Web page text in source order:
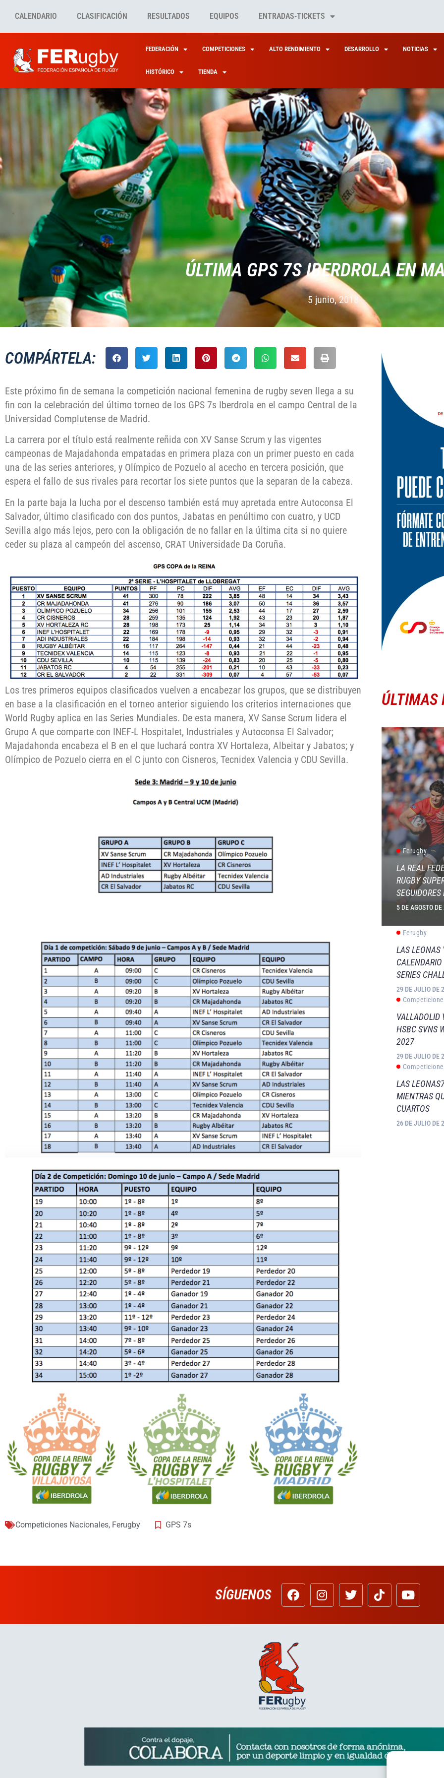
CALENDARIO CLASIFICACIÓN RESULTADOS EQUIPOS ENTRADAS-TICKETS
FEDERACIÓN COMPETICIONES ALTO RENDIMIENTO DESARROLLO NOTICIAS
HISTÓRICO TIENDA
ÚLTIMA GPS 7S IBERDROLA EN
5 junio, 2018
COMPÁRTELA:
Este próximo fin de semana la competición nacional femenina de rugby seven llega a su
fin con la celebración del último torneo de los GPS 7s Iberdrola en el campo Central de la
Universidad Complutense de Madrid.
La carrera por el título está realmente reñida con XV Sanse Scrum y las vigentes
campeonas de Majadahonda empatadas en primera plaza con un primer puesto en cada
una de las series anteriores, y Olímpico de Pozuelo al acecho en tercera posición, que
espera el fallo de sus rivales para recortar los siete puntos que la separan de la cabeza.
En la parte baja la lucha por el descenso también está muy apretada entre Autoconsa El
Salvador, último clasificado con dos puntos, Jabatas en penúltimo con cuatro, y UCD
Sevilla algo más lejos, pero con la obligación de no fallar en la última cita si no quiere
ceder su plaza al campeón del ascenso, CRAT Universidade Da Coruña.
Los tres primeros equipos clasificados vuelven a encabezar los grupos, que se distribuyen
en base a la clasificación en el torneo anterior siguiendo los criterios internaciones que
World Rugby aplica en las Series Mundiales. De esta manera, XV Sanse Scrum lidera el
Grupo A que comparte con INEF-L Hospitalet, Industriales y Autoconsa El Salvador;
Majadahonda encabeza el B en el que luchará contra XV Hortaleza, Albeitar y Jabatos; y
Olímpico de Pozuelo cierra en el C junto con Cisneros, Tecnidex Valencia y CDU Sevilla.
Competiciones Nacionales, Ferugby GPS 7s
ÚLTIMAS
Ferugby
LA REAL
RUGBY
5 DE AGOSTO
Ferugby
LAS LEONAS
SERIES
29 DE JULIO DE
VALLADOLID
HSBC SVNS
2027
29 DE JULIO DE
LAS
MIENTRAS
CUARTOS
26 DE JULIO DE
SÍGUENOS